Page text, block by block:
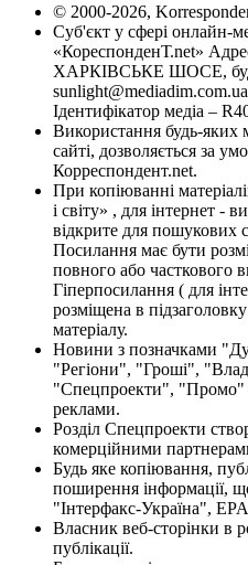
© 2000-2026,
Суб'єкт у сфері онлайн-
«КореспонденТ.net»
ХАРКІВСЬКЕ ШОСЕ,
sunlight@mediadim.com.ua
Ідентифікатор медіа –
Використання будь-яких
сайті, дозволяється за
Корреспондент.net.
При копіюванні
і світу» , для інтернет -
відкрите для пошукових
Посилання має бути
повного або часткового
Гіперпосилання ( для
розміщена в
матеріалу.
Новини з позначками
"Регіони", "Гроші",
"Спецпроекти", "Промо"
реклами.
Розділ Спецпроекти
комерційними
Будь яке копіювання,
поширення інформації,
"Інтерфакс-Україна",
Власник веб-сторінки в
публікації.